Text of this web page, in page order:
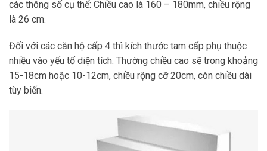
các thông số cụ thể: Chiều cao là 160 – 180mm, chiều rộng
là 26 cm.
Đối với các căn hộ cấp 4 thì kích thước tam cấp phụ thuộc
nhiều vào yếu tố diện tích. Thường chiều cao sẽ trong khoảng
15-18cm hoặc 10-12cm, chiều rộng cỡ 20cm, còn chiều dài
tùy biến.